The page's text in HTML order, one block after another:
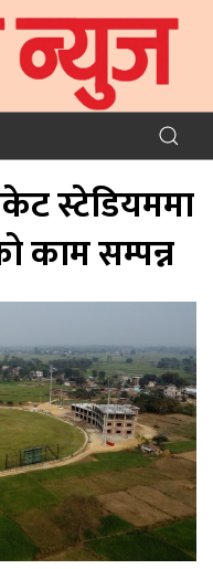
स्टेडियममा
काम सम्पन्न